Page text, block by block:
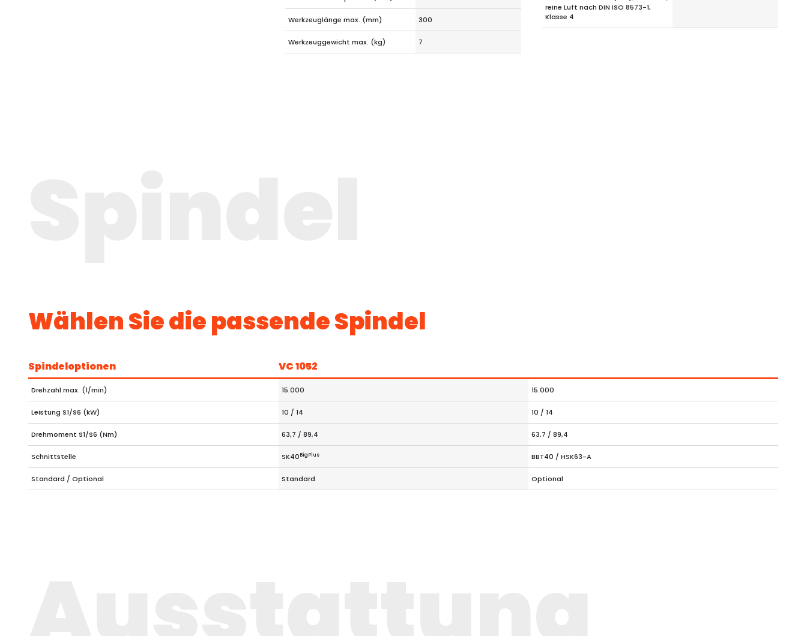
Werkzeuglänge max. (mm) 300
Werkzeuggewicht max. (kg) 7
reine Luft nach DIN ISO 8573-1,
Klasse 4
Wählen Sie die passende Spindel
Spindeloptionen VC 1052
Drehzahl max. (1/min) 15.000 15.000
Leistung S1/S6 (kW) 10 / 14 10 / 14
Drehmoment S1/S6 (Nm) 63,7 / 89,4 63,7 / 89,4
Schnittstelle SK40BigPlus BBT40 / HSK63-A
Standard / Optional Standard Optional